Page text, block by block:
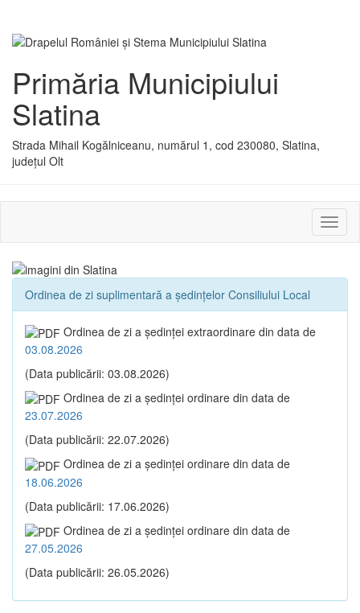
Primăria Municipiului
Slatina
Strada Mihail Kogălniceanu, numărul 1, cod 230080, Slatina,
județul Olt
sau
Ordinea de zi suplimentară a ședințelor Consiliului Local
Ordinea de zi a şedinţei extraordinare din data de
03.08.2026
(Data publicării: 03.08.2026)
Ordinea de zi a şedinţei ordinare din data de
23.07.2026
(Data publicării: 22.07.2026)
Ordinea de zi a şedinţei ordinare din data de
18.06.2026
(Data publicării: 17.06.2026)
Ordinea de zi a şedinţei ordinare din data de
27.05.2026
(Data publicării: 26.05.2026)